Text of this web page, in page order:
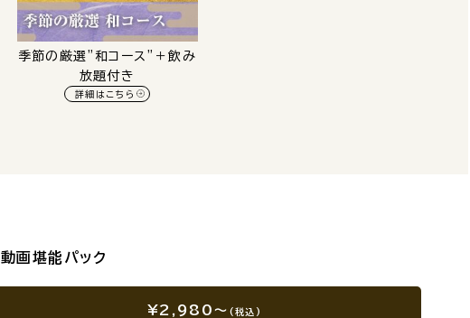
季節の厳選”和コース”＋飲み
放題付き
詳細はこちら
動画堪能パック
¥2,980～ (税込)